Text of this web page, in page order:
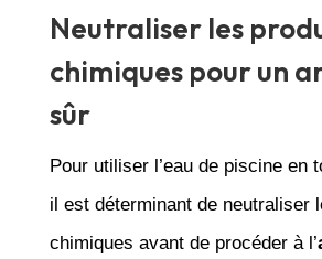
Neutraliser les
chimiques pour un
sûr
Pour utiliser l’eau de piscine en
il est déterminant de neutraliser
chimiques avant de procéder à l’